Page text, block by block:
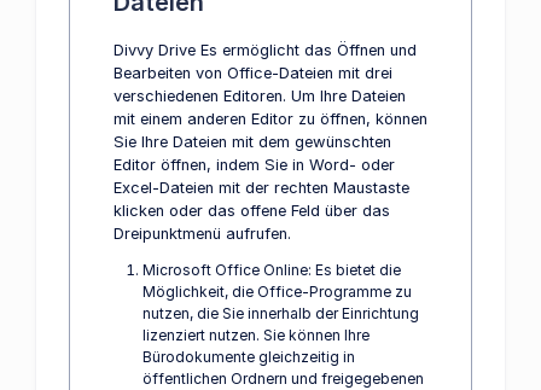
Divvy Drive Es ermöglicht das Öffnen und
Bearbeiten von Office-Dateien mit drei
verschiedenen Editoren. Um Ihre Dateien
mit einem anderen Editor zu öffnen, können
Sie Ihre Dateien mit dem gewünschten
Editor öffnen, indem Sie in Word- oder
Excel-Dateien mit der rechten Maustaste
klicken oder das offene Feld über das
Dreipunktmenü aufrufen.
Microsoft Office Online: Es bietet die
Möglichkeit, die Office-Programme zu
nutzen, die Sie innerhalb der Einrichtung
lizenziert nutzen. Sie können Ihre
Bürodokumente gleichzeitig in
öffentlichen Ordnern und freigegebenen